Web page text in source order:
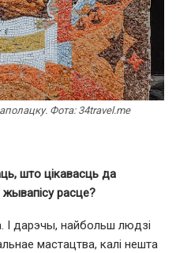
Фота: 34travel.me
што цікавасць да
расце?
І дарэчы, найбольш людзі
мастацтва, калі нешта